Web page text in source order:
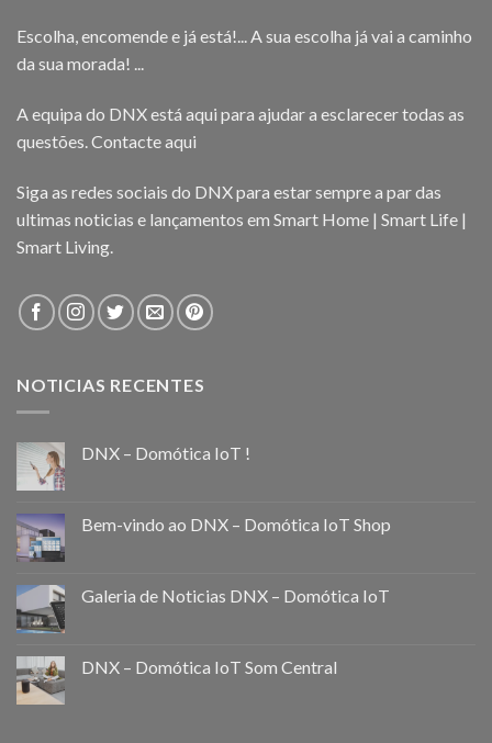
Escolha, encomende e já está!... A sua escolha já vai a caminho
da sua morada! ...
A equipa do DNX está aqui para ajudar a esclarecer todas as
questões.Contacte aqui
Siga as redes sociais do DNX para estar sempre a par das
ultimas noticias e lançamentos em Smart Home | Smart Life |
Smart Living.
NOTICIAS RECENTES
DNX – Domótica IoT !
Bem-vindo ao DNX – Domótica IoT Shop
Galeria de Noticias DNX – Domótica IoT
DNX – Domótica IoT Som Central